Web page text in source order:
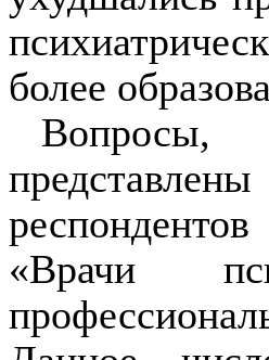
более
Вопросы,
«Врачи